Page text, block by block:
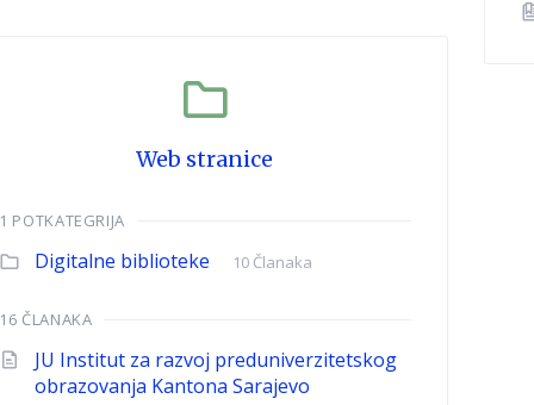
Web stranice
1 POTKATEGRIJA
Digitalne biblioteke 10 Članaka
16 ČLANAKA
JU Institut za razvoj preduniverzitetskog
obrazovanja Kantona Sarajevo